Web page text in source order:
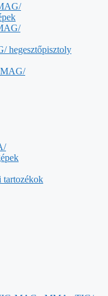
hegesztőpisztoly
tartozékok